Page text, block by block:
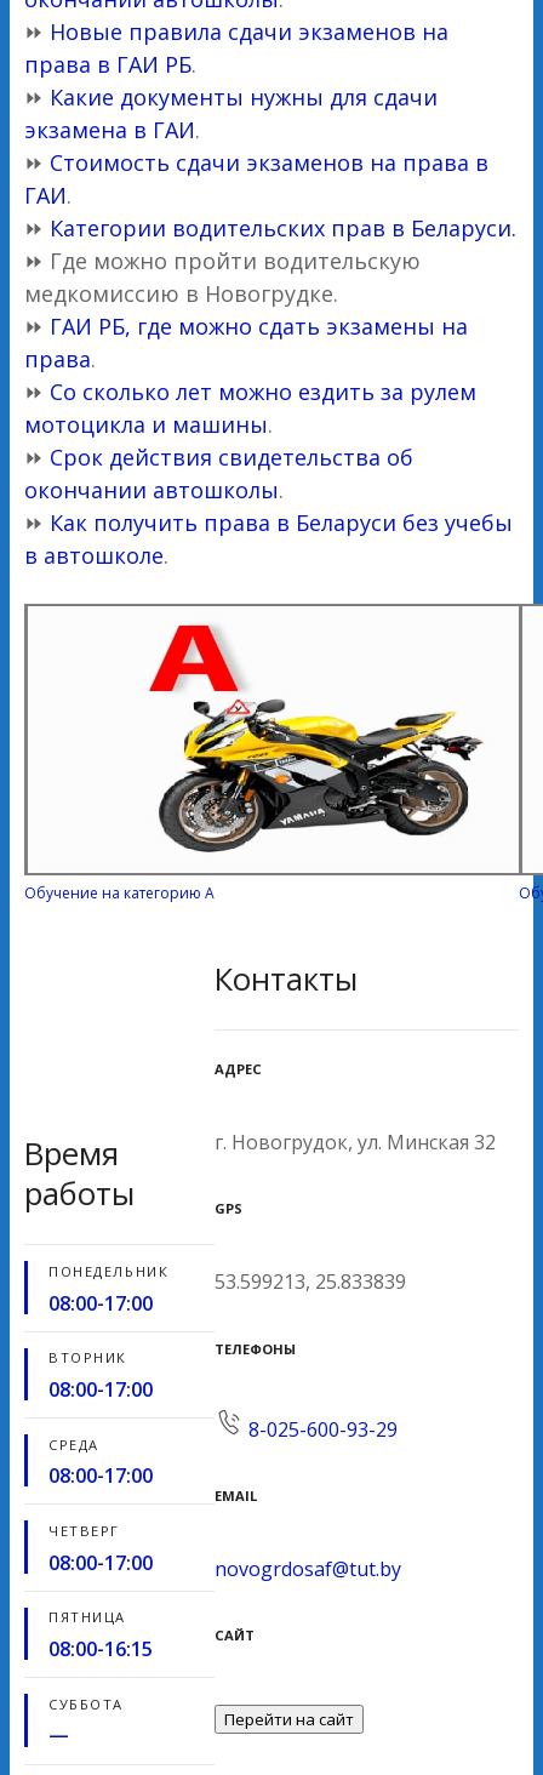
⏩ Новые правила сдачи экзаменов на
права в ГАИ РБ.
⏩ Какие документы нужны для сдачи
экзамена в ГАИ.
⏩ Стоимость сдачи экзаменов на права в
ГАИ.
⏩ Категории водительских прав в Беларуси.
⏩ Где можно пройти водительскую
медкомиссию в Новогрудке.
⏩ ГАИ РБ, где можно сдать экзамены на
права.
⏩ Со сколько лет можно ездить за рулем
мотоцикла и машины.
⏩ Срок действия свидетельства об
окончании автошколы.
⏩ Как получить права в Беларуси без учебы
в автошколе.
Обучение на категорию А
Время
работы
ПОНЕДЕЛЬНИК
08:00-17:00
ВТОРНИК
08:00-17:00
СРЕДА
08:00-17:00
ЧЕТВЕРГ
08:00-17:00
ПЯТНИЦА
08:00-16:15
СУББОТА
—
Контакты
АДРЕС
г. Новогрудок, ул. Минская 32
GPS
53.599213, 25.833839
ТЕЛЕФОНЫ
8-025-600-93-29
EMAIL
novogrdosaf@tut.by
САЙТ
Перейти на сайт